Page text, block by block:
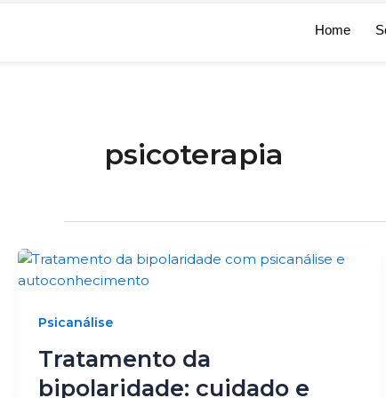
Home
psicoterapia
Psicanálise
Tratamento da
bipolaridade: cuidado e